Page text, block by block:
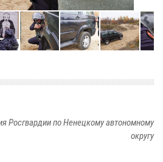
Росгвардии по Ненецкому автономному
округу